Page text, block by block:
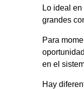
Lo ideal
grandes
Para
en el
Hay